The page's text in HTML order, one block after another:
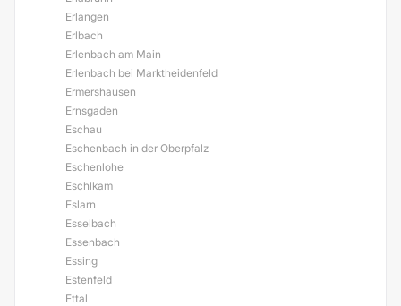
Erlangen
Erlbach
Erlenbach am Main
Erlenbach bei Marktheidenfeld
Ermershausen
Ernsgaden
Eschau
Eschenbach in der Oberpfalz
Eschenlohe
Eschlkam
Eslarn
Esselbach
Essenbach
Essing
Estenfeld
Ettal